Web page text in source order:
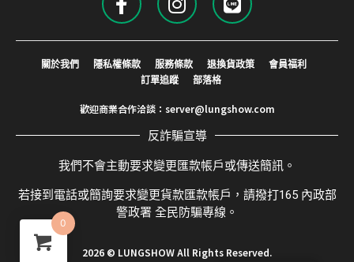
關於我們 隱私權條款 服務條款 退換貨政策
會員福利
訂單追蹤
部落格
歡迎商業合作洽談： server@lungshow.com
反詐騙宣導
我們不會主動要求變更匯款帳戶或傳送簡訊。
若接到電話或簡詢要求變更貨款匯款帳戶，請撥打165 內政部
警政署 全民防騙專線。
2026 © LUNGSHOW All Rights Reserved.
0